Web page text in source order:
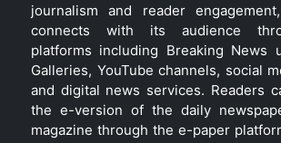
journalism and reader
connects with its audience
platforms including Breaking News
Galleries, YouTube channels, social
and digital news services. Readers
the e-version of the daily
magazine through the e-paper